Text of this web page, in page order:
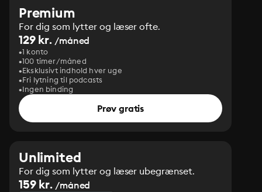
Premium
For dig som lytter og læser ofte.
129 kr. /måned
1 konto
100 timer/måned
Eksklusivt indhold hver uge
Fri lytning til podcasts
Ingen binding
Prøv gratis
Unlimited
For dig som lytter og læser ubegrænset.
159 kr. /måned